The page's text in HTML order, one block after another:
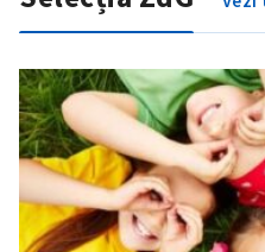
CONTACT SURSĂ
Nume+ Numele meu
Email+ Emailul meu
Telefon
+ Telefon personal